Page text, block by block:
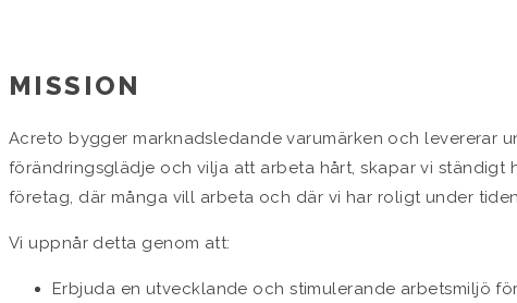
MISSION
Acreto bygger marknadsledande varumärken och levererar
förändringsglädje och vilja att arbeta hårt, skapar vi
företag, där många vill arbeta och där vi har roligt under
Vi uppnår detta genom att:
Erbjuda en utvecklande och stimulerande arbetsmiljö